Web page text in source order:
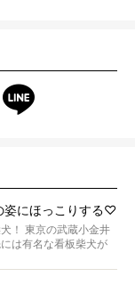
姿にほっこりする♡
！ 東京の武蔵小金井
は有名な看板柴犬が